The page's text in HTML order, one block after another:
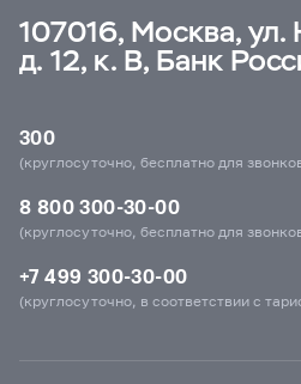
107016, Москва, ул.
д. 12, к. В, Банк
300
(круглосуточно, бесплатно для
8 800 300-30-00
(круглосуточно, бесплатно для
+7 499 300-30-00
(круглосуточно, в соответствии с